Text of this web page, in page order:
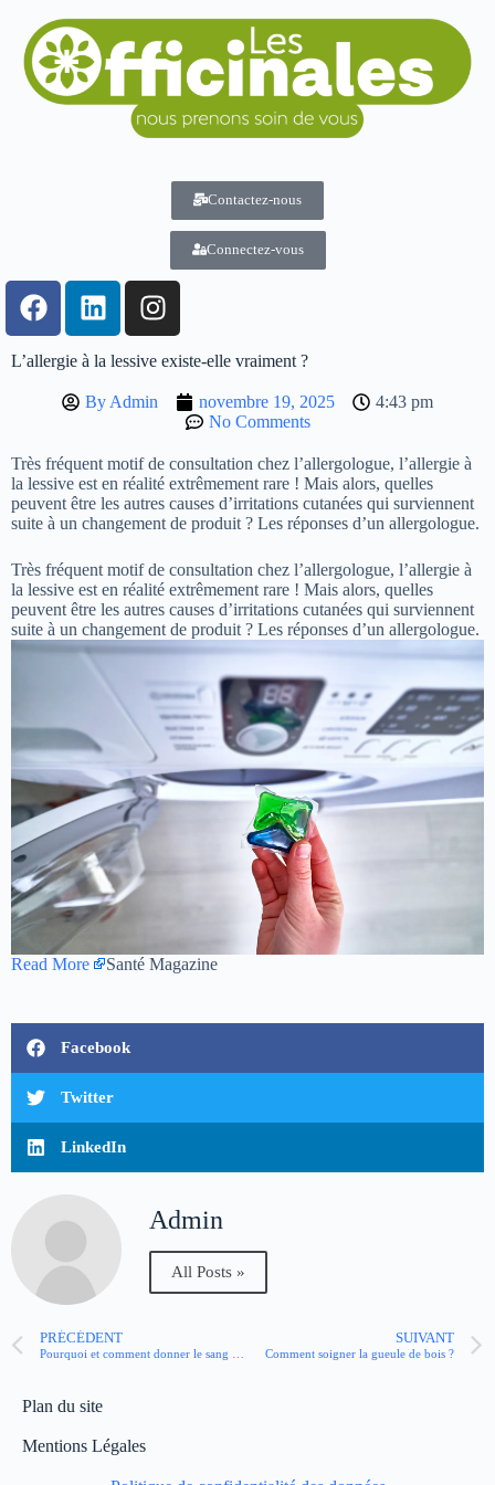
Contactez-nous
Connectez-vous
L’allergie à la lessive existe-elle vraiment ?
By Admin novembre 19, 2025
4:43 pm
No Comments
Très fréquent motif de consultation chez l’allergologue, l’allergie à
la lessive est en réalité extrêmement rare ! Mais alors, quelles
peuvent être les autres causes d’irritations cutanées qui surviennent
suite à un changement de produit ? Les réponses d’un allergologue.
Très fréquent motif de consultation chez l’allergologue, l’allergie à
la lessive est en réalité extrêmement rare ! Mais alors, quelles
peuvent être les autres causes d’irritations cutanées qui surviennent
suite à un changement de produit ? Les réponses d’un allergologue.
Read More Santé Magazine
Facebook
Twitter
LinkedIn
Admin
All Posts »
PRÉCÉDENT
Pourquoi et comment donner le sang du cordon ombilical ?
SUIVANT
Comment soigner la gueule de bois ?
Plan du site
Mentions Légales